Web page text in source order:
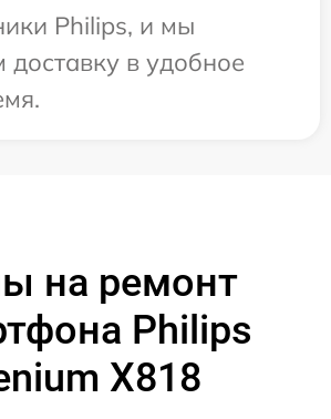
Philips, и мы
доставку в удобное
на ремонт
Philips
X818